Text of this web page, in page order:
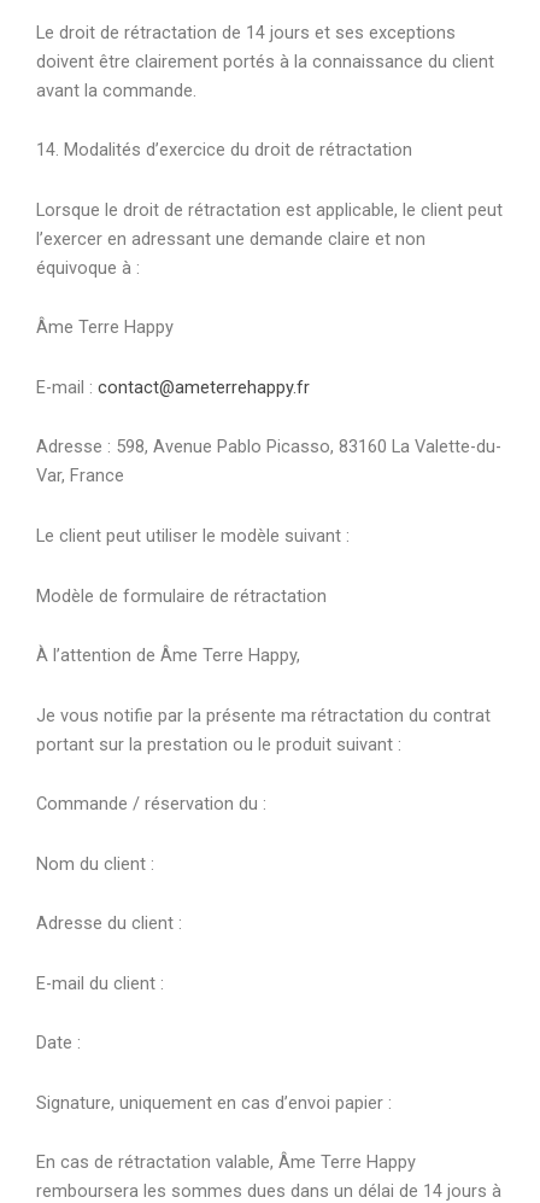
Le droit de rétractation de 14 jours et ses exceptions
doivent être clairement portés à la connaissance du client
avant la commande.
14. Modalités d’exercice du droit de rétractation
Lorsque le droit de rétractation est applicable, le client peut
l’exercer en adressant une demande claire et non
équivoque à :
Âme Terre Happy
E-mail : contact@ameterrehappy.fr
Adresse : 598, Avenue Pablo Picasso, 83160 La Valette-du-
Var, France
Le client peut utiliser le modèle suivant :
Modèle de formulaire de rétractation
À l’attention de Âme Terre Happy,
Je vous notifie par la présente ma rétractation du contrat
portant sur la prestation ou le produit suivant :
Commande / réservation du :
Nom du client :
Adresse du client :
E-mail du client :
Date :
Signature, uniquement en cas d’envoi papier :
En cas de rétractation valable, Âme Terre Happy
remboursera les sommes dues dans un délai de 14 jours à